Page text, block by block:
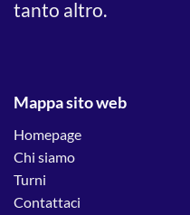
tanto altro.
Mappa sito web
Homepage
Chi siamo
Turni
Contattaci